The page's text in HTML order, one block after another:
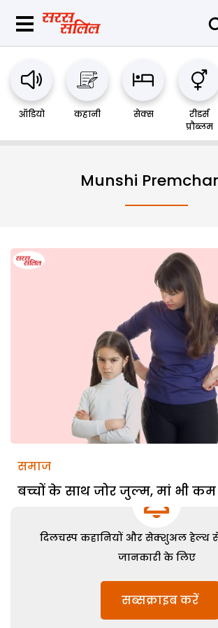
ऑडियो कहानी सेक्स
रीडर्स
प्रौब्लम
Munshi
समाज
बच्चों के साथ जोर जुल्म, मां भी कम
दिलचस्प कहानियों और सेक्शुअल हेल्थ
जानकारी के लिए
सब्सक्राइब करें